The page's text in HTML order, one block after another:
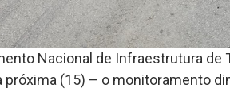
Nacional de Infraestrutura
próxima (15) – o monitoramento